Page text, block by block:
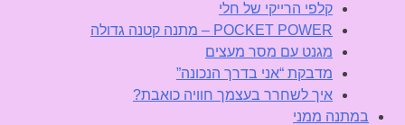
קלפי הרייקי של חלי
POCKET POWER – מתנה קטנה גדולה
מגנט עם מסר מעצים
מדבקת “אני בדרך הנכונה”
איך לשחרר בעצמך חוויה כואבת?
במתנה ממני